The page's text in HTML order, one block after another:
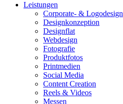
Leistungen
Corporate- & Logodesign
Designkonzeption
Designflat
Webdesign
Fotografie
Produktfotos
Printmedien
Social Media
Content Creation
Reels & Videos
Messen